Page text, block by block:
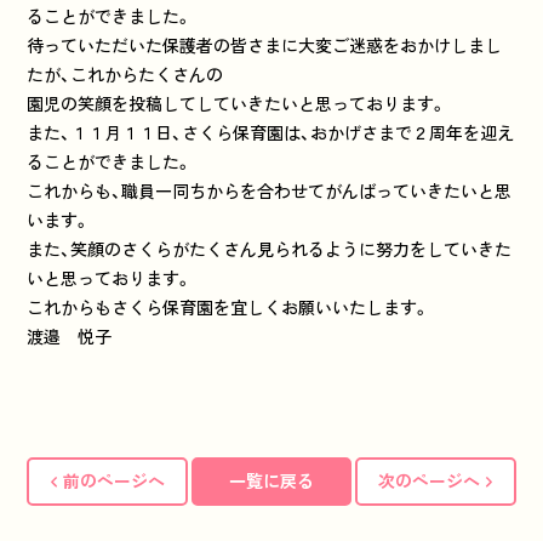
ることができました。
待っていただいた保護者の皆さまに大変ご迷惑をおかけしまし
たが、これからたくさんの
園児の笑顔を投稿してしていきたいと思っております。
また、１１月１１日、さくら保育園は、おかげさまで２周年を迎え
ることができました。
これからも、職員一同ちからを合わせてがんばっていきたいと思
います。
また、笑顔のさくらがたくさん見られるように努力をしていきた
いと思っております。
これからもさくら保育園を宜しくお願いいたします。
渡邉 悦子
前のページへ 一覧に戻る 次のページへ